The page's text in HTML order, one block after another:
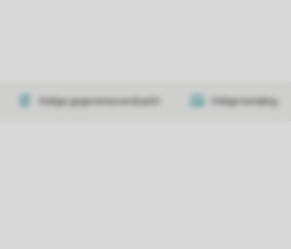
Veilige gegevensoverdracht Veilige betaling